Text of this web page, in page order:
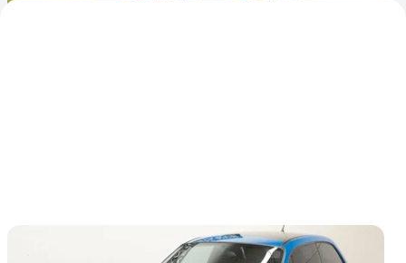
BMW Z3 M Coupe в редком синем цвете
продают за 4,4 миллиона рублей